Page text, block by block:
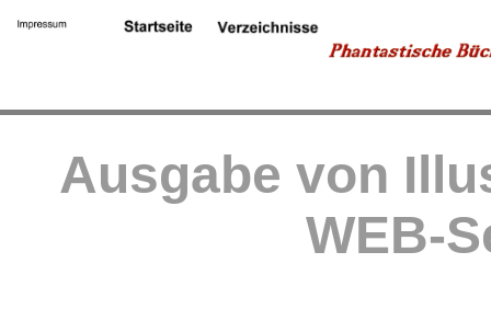
Ausgabe von
WEB-